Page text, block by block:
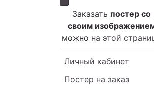
Заказать постер со
своим
можно на этой
Личный кабинет
Постер на заказ